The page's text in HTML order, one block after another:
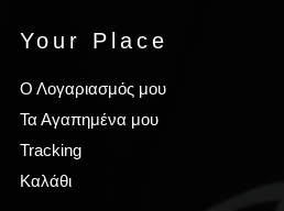
Your Place
Ο Λογαριασμός μου
Τα Αγαπημένα μου
Tracking
Καλάθι